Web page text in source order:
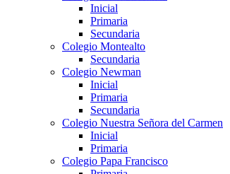
Inicial
Primaria
Secundaria
Colegio Montealto
Secundaria
Colegio Newman
Inicial
Primaria
Secundaria
Colegio Nuestra Señora del Carmen
Inicial
Primaria
Colegio Papa Francisco